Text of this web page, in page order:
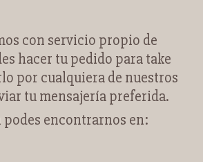
con servicio propio de
hacer tu pedido para take
por cualquiera de nuestros
tu mensajería preferida.
podes encontrarnos en: